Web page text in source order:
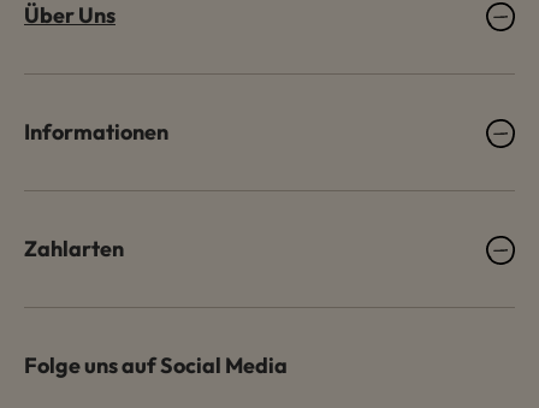
Über Uns
Informationen
Zahlarten
Folge uns auf Social Media